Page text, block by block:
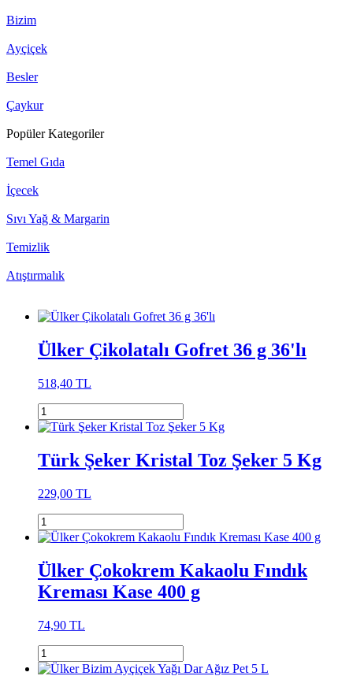
Bizim
Ayçiçek
Besler
Çaykur
Popüler Kategoriler
Temel Gıda
İçecek
Sıvı Yağ & Margarin
Temizlik
Atıştırmalık
Ülker Çikolatalı Gofret 36 g 36'lı
518,40 TL
Türk Şeker Kristal Toz Şeker 5 Kg
229,00 TL
Ülker Çokokrem Kakaolu Fındık
Kreması Kase 400 g
74,90 TL